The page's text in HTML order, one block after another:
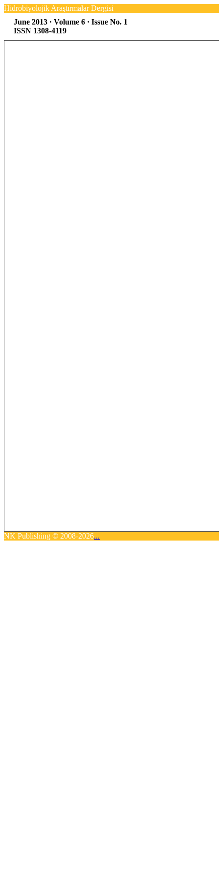
Hidrobiyolojik Araştırmalar Dergisi
June 2013 · Volume 6 · Issue No. 1
ISSN 1308-4119
NK Publishing © 2008-2026...